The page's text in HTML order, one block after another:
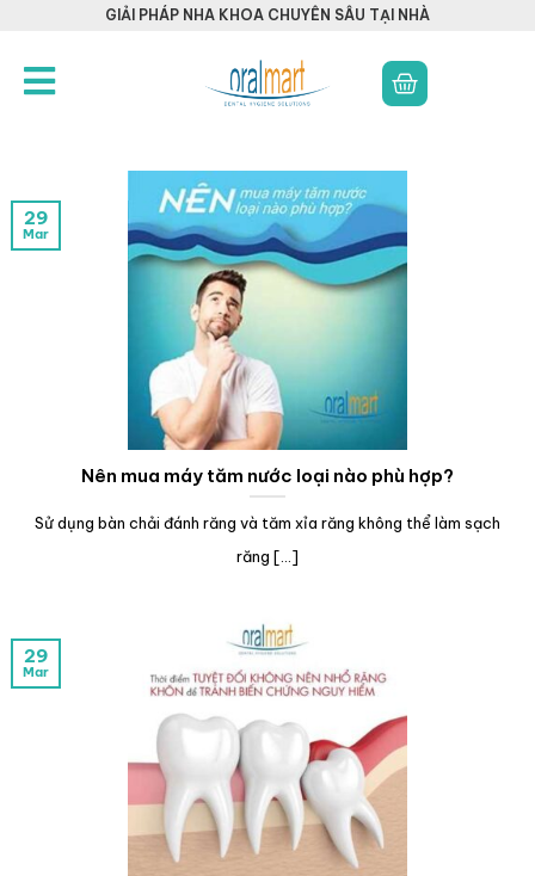
GIẢI PHÁP NHA KHOA CHUYÊN SÂU TẠI NHÀ
Nên mua máy tăm nước loại nào phù hợp?
Sử dụng bàn chải đánh răng và tăm xỉa răng không thể làm sạch
răng [...]
29
Mar
29
Mar